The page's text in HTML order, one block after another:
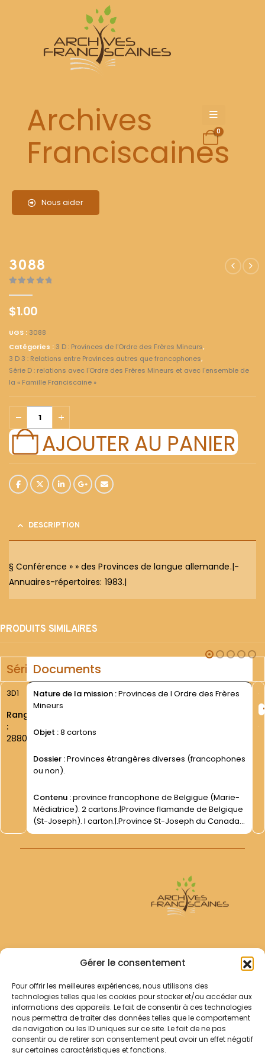
Gérer le consentement
Pour offrir les meilleures expériences, nous utilisons des
technologies telles que les cookies pour stocker et/ou accéder aux
informations des appareils. Le fait de consentir à ces technologies
nous permettra de traiter des données telles que le comportement
de navigation ou les ID uniques sur ce site. Le fait de ne pas
consentir ou de retirer son consentement peut avoir un effet négatif
sur certaines caractéristiques et fonctions.
Archives
Franciscaines
Nous aider
0
3088
$1.00
UGS : 3088
Catégories : 3 D : Provinces de l'Ordre des Frères Mineurs,
3 D 3 : Relations entre Provinces autres que francophones,
Série D : relations avec l'Ordre des Frères Mineurs et avec l'ensemble de
la « Famille Franciscaine »
AJOUTER AU PANIER
DESCRIPTION
§ Conférence » » des Provinces de langue allemande.|-
Annuaires-répertoires: 1983.|
PRODUITS SIMILAIRES
SérieDocuments
3D1
Rang
:
2880
Nature de la mission :Provinces de l Ordre des Frères
Mineurs
Objet :8 cartons
Dossier :Provinces étrangères diverses (francophones
ou non).
Contenu :province francophone de Belgigue (Marie-
Médiatrice). 2 cartons.|Province flamande de Belgique
(St-Joseph). I carton.|.Province St-Joseph du Canada.
4 cartons.|Provinces étrangères diverses.|I carton. -
Archives Franciscaines
RECHERCHER
Comment chercher ?
Les archives
Notre démarche